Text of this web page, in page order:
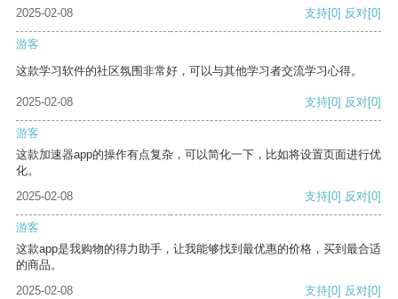
2025-02-08
支持[0] 反对[0]
游客
这款学习软件的社区氛围非常好，可以与其他学习者交流学习心得。
2025-02-08 支持[0] 反对[0]
游客
这款加速器app的操作有点复杂，可以简化一下，比如将设置页面进行优
化。
2025-02-08
支持[0] 反对[0]
游客
这款app是我购物的得力助手，让我能够找到最优惠的价格，买到最合适
的商品。
2025-02-08
支持[0] 反对[0]